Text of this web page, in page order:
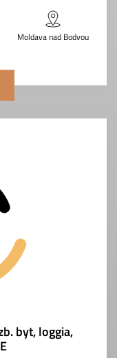
Moldava nad Bodvou
byt, loggia,